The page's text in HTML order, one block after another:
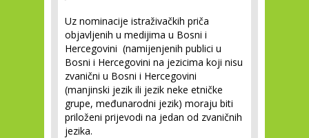
Uz nominacije istraživačkih priča
objavljenih u medijima u Bosni i
Hercegovini (namijenjenih publici u
Bosni i Hercegovini na jezicima koji nisu
zvanični u Bosni i Hercegovini
(manjinski jezik ili jezik neke etničke
grupe, međunarodni jezik) moraju biti
priloženi prijevodi na jedan od zvaničnih
jezika.